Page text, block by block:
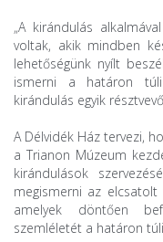
„A kirándulás
voltak, akik mindben
lehetőségünk nyílt
ismerni a határon
kirándulás egyik
A Délvidék Ház tervezi,
a Trianon Múzeum
kirándulások
megismerni az
amelyek döntően
szemléletét a határon